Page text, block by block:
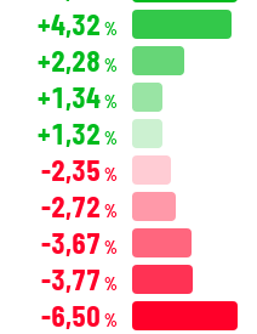
+4,32 %
+2,28 %
+1,34%
+1,32 %
-2,35 %
-2,72 %
-3,67 %
-3,77 %
-6,50 %